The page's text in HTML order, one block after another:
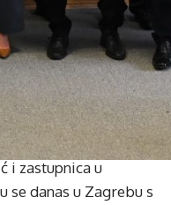
i zastupnica u
danas u Zagrebu s